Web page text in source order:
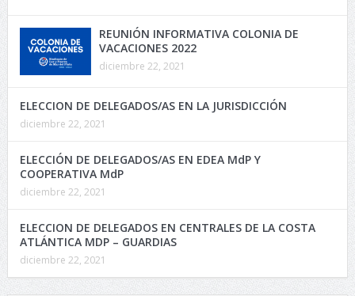
REUNIÓN INFORMATIVA COLONIA DE
VACACIONES 2022
diciembre 22, 2021
ELECCION DE DELEGADOS/AS EN LA JURISDICCIÓN
diciembre 22, 2021
ELECCIÓN DE DELEGADOS/AS EN EDEA MdP Y
COOPERATIVA MdP
diciembre 22, 2021
ELECCION DE DELEGADOS EN CENTRALES DE LA COSTA
ATLÁNTICA MDP – GUARDIAS
diciembre 22, 2021